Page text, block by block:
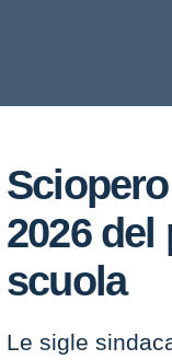
2026 del
scuola
Le sigle